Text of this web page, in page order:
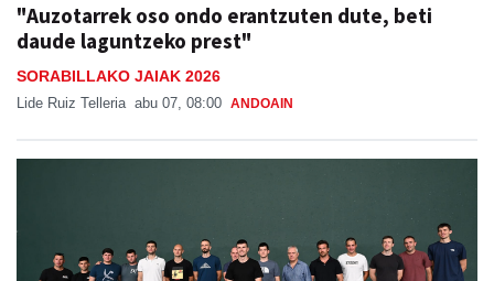
"Auzotarrek oso ondo erantzuten dute, beti
daude laguntzeko prest"
SORABILLAKO JAIAK 2026
Lide Ruiz Telleria abu 07, 08:00 ANDOAIN